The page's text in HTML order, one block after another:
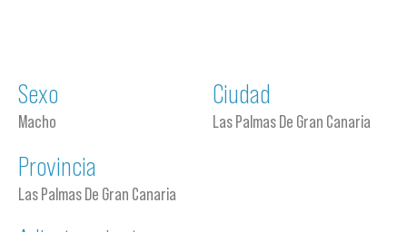
Sexo
Macho
Ciudad
Las Palmas De Gran Canaria
Provincia
Las Palmas De Gran Canaria